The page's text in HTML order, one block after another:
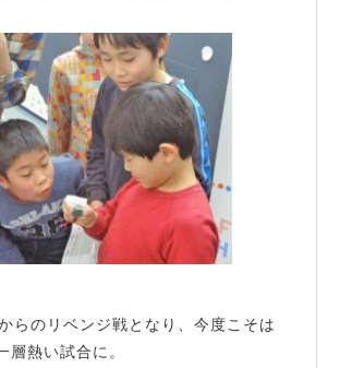
らのリベンジ戦となり、今度こそは
層熱い試合に。